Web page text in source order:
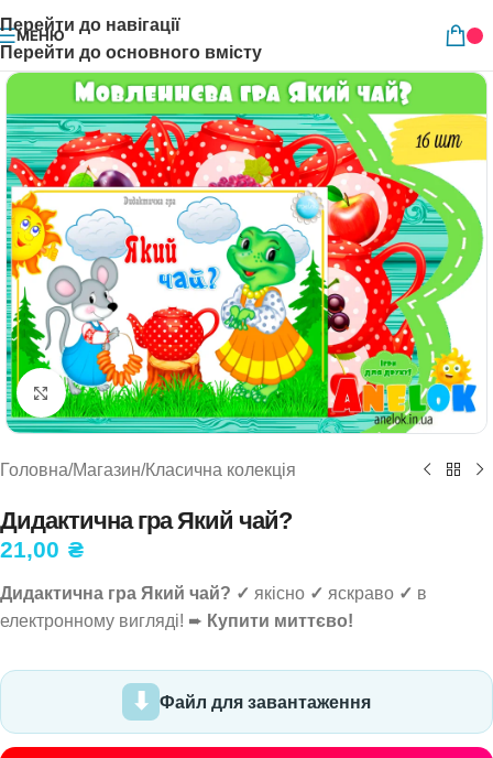
Перейти до навігації
Перейти до основного вмісту
МЕНЮ
Натисніть, щоб збільшити
Головна/Магазин/Класична колекція
Дидактична гра Який чай?
21,00 ₴
Дидактична гра Який чай? ✓ якісно ✓ яскраво ✓ в
електронному вигляді! ➨ Купити миттєво!
Файл для завантаження